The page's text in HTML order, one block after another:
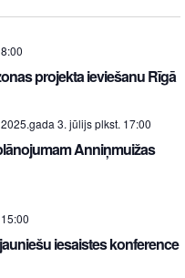
projekta ieviešanu Rīgā
2025.gada 3. jūlijs plkst. 17:00
Anniņmuižas
15:00
iesaistes konference